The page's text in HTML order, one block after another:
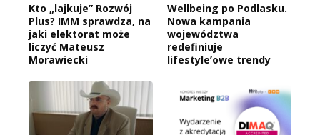
Kto „lajkuje” Rozwój
Plus? IMM sprawdza, na
jaki elektorat może
liczyć Mateusz
Morawiecki
Wellbeing po Podlasku.
Nowa kampania
województwa
redefiniuje
lifestyle’owe trendy